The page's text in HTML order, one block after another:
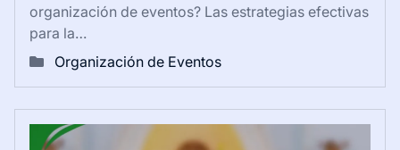
organización de eventos? Las estrategias efectivas
para la…
Organización de Eventos